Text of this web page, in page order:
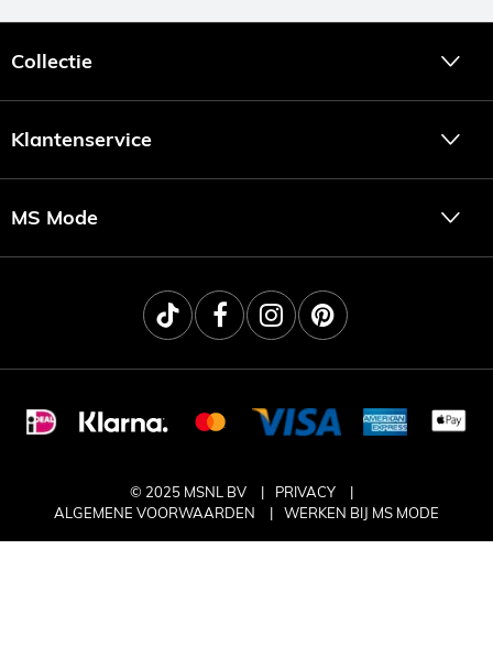
Collectie
Klantenservice
MS Mode
© 2025 MSNL BV
PRIVACY
ALGEMENE VOORWAARDEN
WERKEN BIJ MS MODE